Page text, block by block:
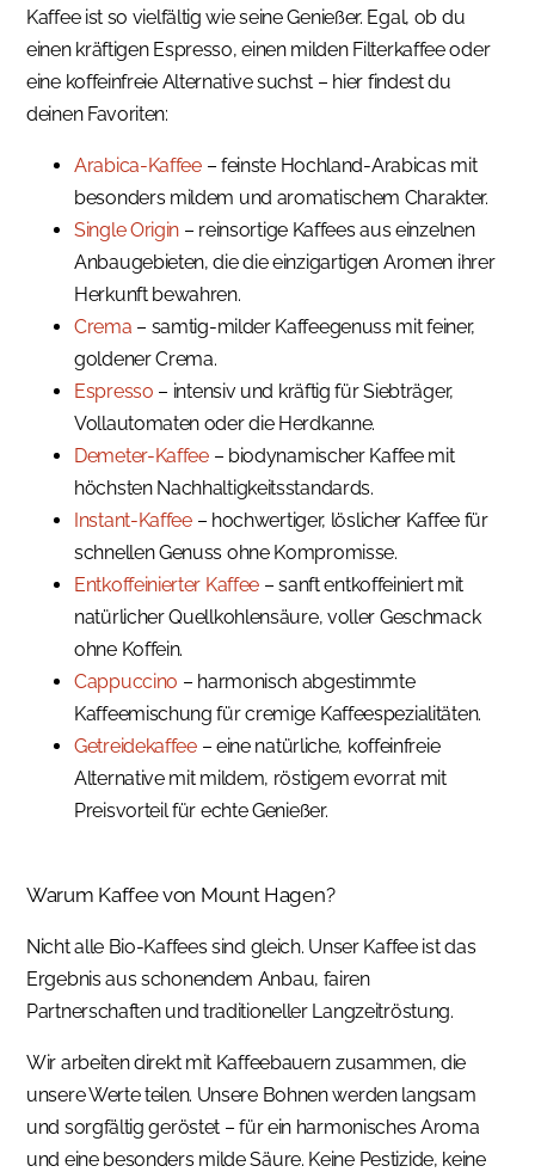
Kaffee ist so vielfältig wie seine Genießer. Egal, ob du
einen kräftigen Espresso, einen milden Filterkaffee oder
eine koffeinfreie Alternative suchst – hier findest du
deinen Favoriten:
Arabica-Kaffee– feinste Hochland-Arabicas mit
besonders mildem und aromatischem Charakter.
Single Origin – reinsortige Kaffees aus einzelnen
Anbaugebieten, die die einzigartigen Aromen ihrer
Herkunft bewahren.
Crema – samtig-milder Kaffeegenuss mit feiner,
goldener Crema.
Espresso – intensiv und kräftig für Siebträger,
Vollautomaten oder die Herdkanne.
Demeter-Kaffee– biodynamischer Kaffee mit
höchsten Nachhaltigkeitsstandards.
Instant-Kaffee– hochwertiger, löslicher Kaffee für
schnellen Genuss ohne Kompromisse.
Entkoffeinierter Kaffee – sanft entkoffeiniert mit
natürlicher Quellkohlensäure, voller Geschmack
ohne Koffein.
Cappuccino – harmonisch abgestimmte
Kaffeemischung für cremige Kaffeespezialitäten.
Getreidekaffee– eine natürliche, koffeinfreie
Alternative mit mildem, röstigem evorrat mit
Preisvorteil für echte Genießer.
Warum Kaffee von Mount Hagen?
Nicht alle Bio-Kaffees sind gleich. Unser Kaffee ist das
Ergebnis aus schonendem Anbau, fairen
Partnerschaften und traditioneller Langzeitröstung.
Wir arbeiten direkt mit Kaffeebauern zusammen, die
unsere Werte teilen. Unsere Bohnen werden langsam
und sorgfältig geröstet – für ein harmonisches Aroma
und eine besonders milde Säure. Keine Pestizide, keine